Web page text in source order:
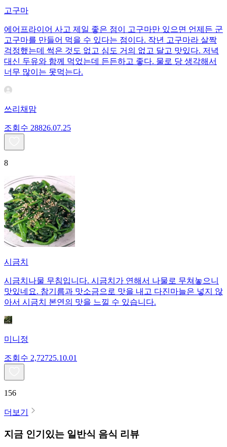
고구마
에어프라이어 사고 제일 좋은 점이 고구마만 있으면 언제든 군
고구마를 만들어 먹을 수 있다는 점이다. 작년 고구마라 살짝
걱정했는데 썩은 것도 없고 심도 거의 없고 달고 맛있다. 저녁
대신 두유와 함께 먹었는데 든든하고 좋다. 물로 당 생각해서
너무 많이는 못먹는다.
쓰리채맘
조회수 28826.07.25
8
시금치
시금치나물 무침입니다. 시금치가 연해서 나물로 무쳐놓으니
맛있네요. 참기름과 맛소금으로 맛을 내고 다진마늘은 넣지 않
아서 시금치 본연의 맛을 느낄 수 있습니다.
미니정
조회수 2,72725.10.01
156
더보기
지금 인기있는 일반식 음식 리뷰